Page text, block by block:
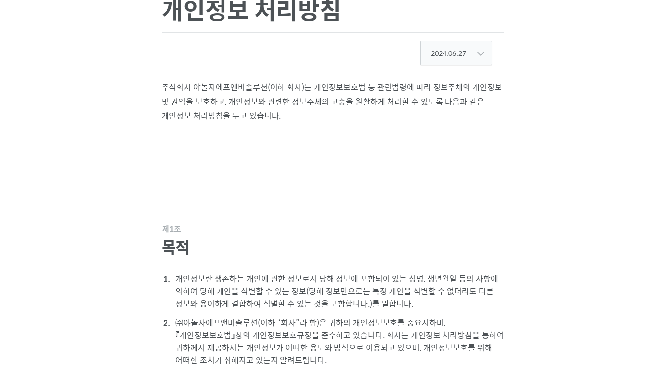
개인정보 처리방침
2024.06.27
주식회사 야놀자에프엔비솔루션(이하 회사)는 개인정보보호법 등 관련법령에 따라 정보주체의 개인정보
및 권익을 보호하고, 개인정보와 관련한 정보주체의 고충을 원활하게 처리할 수 있도록 다음과 같은
개인정보 처리방침을 두고 있습니다.
제1조
목적
개인정보란 생존하는 개인에 관한 정보로서 당해 정보에 포함되어 있는 성명, 생년월일 등의 사항에
의하여 당해 개인을 식별할 수 있는 정보(당해 정보만으로는 특정 개인을 식별할 수 없더라도 다른
정보와 용이하게 결합하여 식별할 수 있는 것을 포함합니다.)를 말합니다.
㈜야놀자에프앤비솔루션(이하 회사 라 함)은 귀하의 개인정보보호를 중요시하며,
『개인정보보호법』상의 개인정보보호규정을 준수하고 있습니다. 회사는 개인정보 처리방침을 통하여
귀하께서 제공하시는 개인정보가 어떠한 용도와 방식으로 이용되고 있으며, 개인정보보호를 위해
어떠한 조치가 취해지고 있는지 알려드립니다.